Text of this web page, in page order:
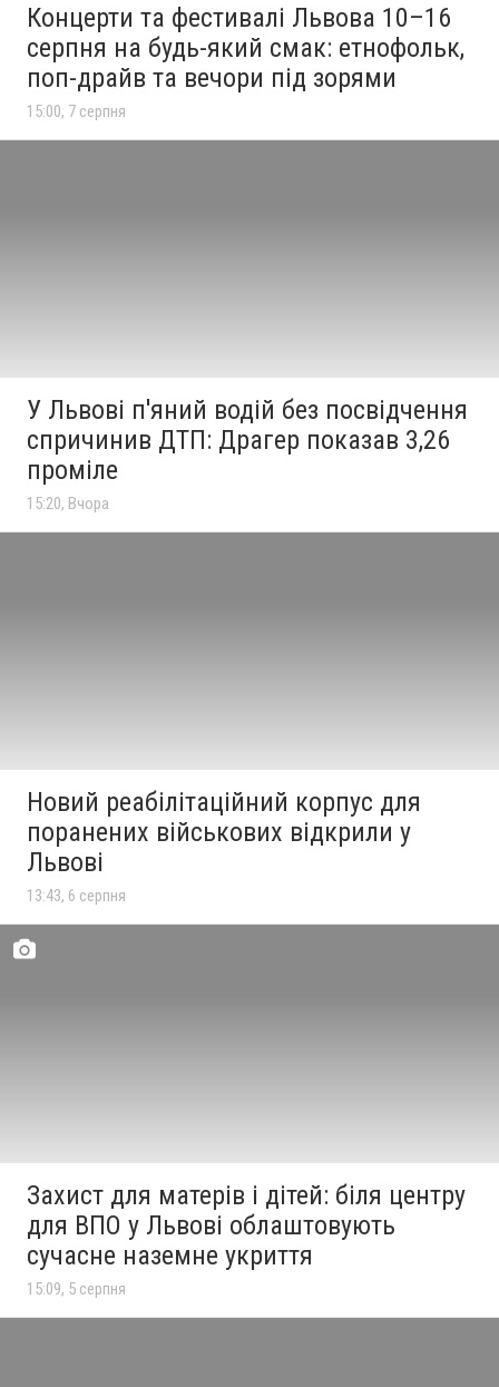
Концерти та фестивалі Львова 10–16
серпня на будь-який смак: етнофольк,
поп-драйв та вечори під зорями
15:00, 7 серпня
У Львові п'яний водій без посвідчення
спричинив ДТП: Драгер показав 3,26
проміле
15:20, Вчора
Новий реабілітаційний корпус для
поранених військових відкрили у
Львові
13:43, 6 серпня
Захист для матерів і дітей: біля центру
для ВПО у Львові облаштовують
сучасне наземне укриття
15:09, 5 серпня